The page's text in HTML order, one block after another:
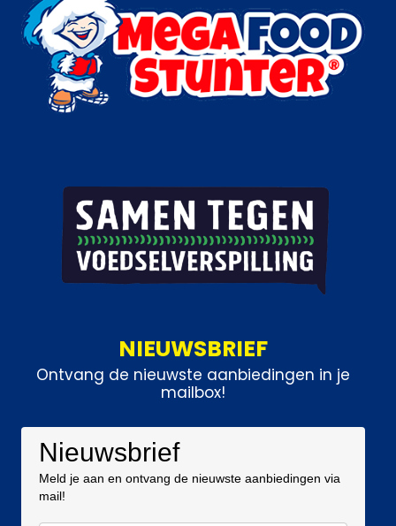
NIEUWSBRIEF
Ontvang de nieuwste aanbiedingen in je
mailbox!
Nieuwsbrief
Meld je aan en ontvang de nieuwste aanbiedingen via
mail!